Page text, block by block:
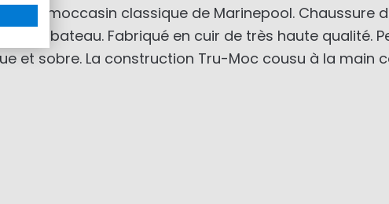
- le moccasin classique de Marinepool.
bateau. Fabriqué en cuir de très haute qualité.
et sobre. La construction Tru-Moc cousu à la main